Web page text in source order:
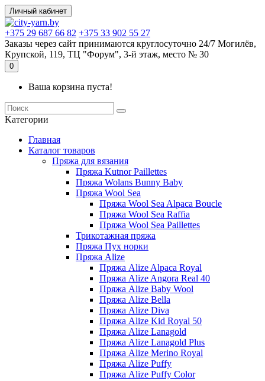
Личный кабинет
+375 29 687 66 82 +375 33 902 55 27
Заказы через сайт принимаются круглосуточно 24/7 Могилёв,
Крупской, 119, ТЦ "Форум", 3-й этаж, место № 30
0
Ваша корзина пуста!
Kатегории
Главная
Каталог товаров
Пряжа для вязания
Пряжа Kutnor Paillettes
Пряжа Wolans Bunny Baby
Пряжа Wool Sea
Пряжа Wool Sea Alpaca Boucle
Пряжа Wool Sea Raffia
Пряжа Wool Sea Paillettes
Трикотажная пряжа
Пряжа Пух норки
Пряжа Alize
Пряжа Alize Alpaca Royal
Пряжа Alize Angora Real 40
Пряжа Alize Baby Wool
Пряжа Alize Bella
Пряжа Alize Diva
Пряжа Alize Kid Royal 50
Пряжа Alize Lanagold
Пряжа Alize Lanagold Plus
Пряжа Alize Merino Royal
Пряжа Alize Puffy
Пряжа Alize Puffy Color